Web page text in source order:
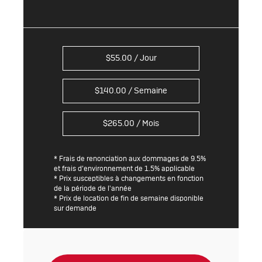
$55.00 / Jour
$140.00 / Semaine
$265.00 / Mois
* Frais de renonciation aux dommages de 9.5%
et frais d’environnement de 1.5% applicable
* Prix susceptibles à changements en fonction
de la période de l'année
* Prix de location de fin de semaine disponible
sur demande